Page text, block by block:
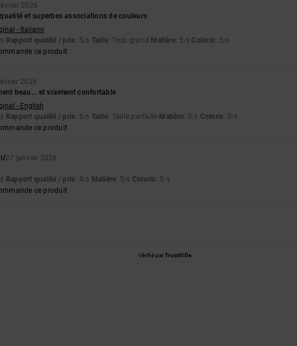
2026
et superbes associations de couleurs
- Italiano
Rapport qualité / prix: 5/5 Taille: Trop grand Matière: 5 /5 Coloris: 5/5
ce produit
2026
beau... et vraiment confortable
- English
Rapport qualité / prix: 5/5 Taille: Taille parfaite Matière: 5/5 Coloris: 5/5
ce produit
27 janvier 2026
Rapport qualité / prix: 4/5 Matière: 5/5 Coloris: 5/5
ce produit
Vérifié parTrustVille